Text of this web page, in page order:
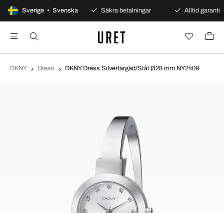
Sverige • Svenska
100 dagars öppet köp Säkra betalningar Alltid garanti
DKNY Dress DKNY Dress Silverfärgad/Stål Ø28 mm NY2409